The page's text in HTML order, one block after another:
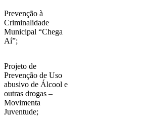
Prevenção à
Criminalidade
Municipal “Chega
Aí”;
Projeto de
Prevenção de Uso
abusivo de Álcool e
outras drogas –
Movimenta
Juventude;